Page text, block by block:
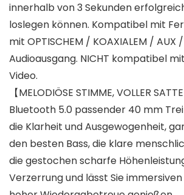
innerhalb von 3 Sekunden
loslegen können. Kompatibel mit
mit OPTISCHEM / KOAXIALEM / AUX
Audioausgang. NICHT kompatibel
Video.
【MELODIÖSE STIMME, VOLLER
Bluetooth 5.0 passender 40 mm
die Klarheit und Ausgewogenheit,
den besten Bass, die klare
die gestochen scharfe
Verzerrung und lässt Sie